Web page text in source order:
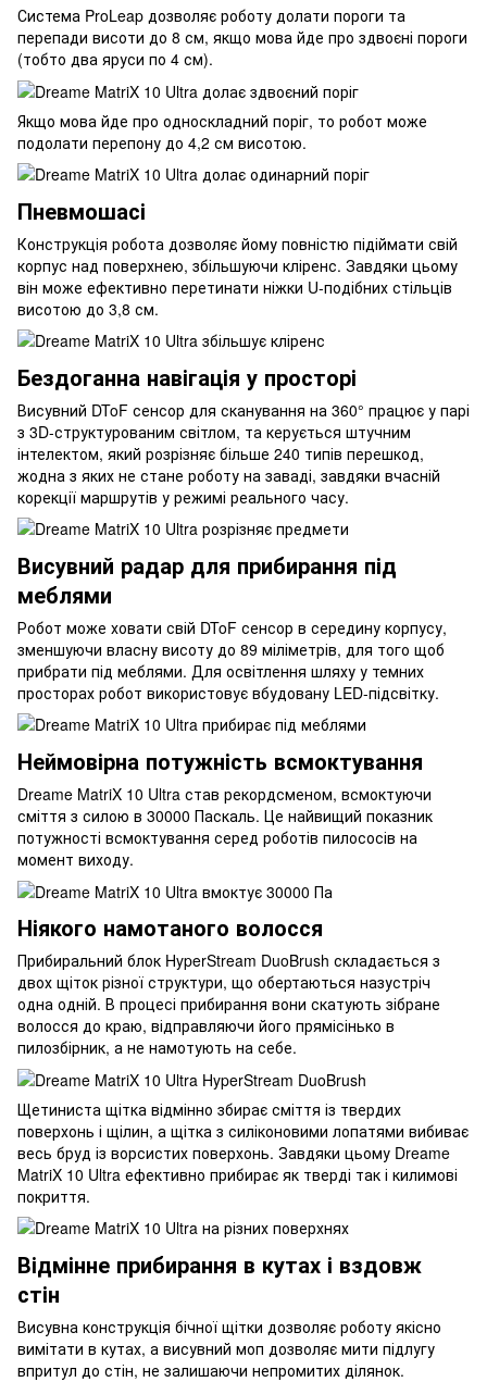
Система ProLeap дозволяє роботу долати пороги та
перепади висоти до 8 см, якщо мова йде про здвоєні пороги
(тобто два яруси по 4 см).
Якщо мова йде про односкладний поріг, то робот може
подолати перепону до 4,2 см висотою.
Пневмошасі
Конструкція робота дозволяє йому повністю підіймати свій
корпус над поверхнею, збільшуючи кліренс. Завдяки цьому
він може ефективно перетинати ніжки U-подібних стільців
висотою до 3,8 см.
Бездоганна навігація у просторі
Висувний DToF сенсор для сканування на 360° працює у парі
з 3D-структурованим світлом, та керується штучним
інтелектом, який розрізняє більше 240 типів перешкод,
жодна з яких не стане роботу на заваді, завдяки вчасній
корекції маршрутів у режимі реального часу.
Висувний радар для прибирання під
меблями
Робот може ховати свій DToF сенсор в середину корпусу,
зменшуючи власну висоту до 89 міліметрів, для того щоб
прибрати під меблями. Для освітлення шляху у темних
просторах робот використовує вбудовану LED-підсвітку.
Неймовірна потужність всмоктування
Dreame MatriX 10 Ultra став рекордсменом, всмоктуючи
сміття з силою в 30000 Паскаль. Це найвищий показник
потужності всмоктування серед роботів пилососів на
момент виходу.
Ніякого намотаного волосся
Прибиральний блок HyperStream DuoBrush складається з
двох щіток різної структури, що обертаються назустріч
одна одній. В процесі прибирання вони скатують зібране
волосся до краю, відправляючи його прямісінько в
пилозбірник, а не намотують на себе.
Щетиниста щітка відмінно збирає сміття із твердих
поверхонь і щілин, а щітка з силіконовими лопатями вибиває
весь бруд із ворсистих поверхонь. Завдяки цьому Dreame
MatriX 10 Ultra ефективно прибирає як тверді так і килимові
покриття.
Відмінне прибирання в кутах і вздовж
стін
Висувна конструкція бічної щітки дозволяє роботу якісно
вимітати в кутах, а висувний моп дозволяє мити підлугу
впритул до стін, не залишаючи непромитих ділянок.